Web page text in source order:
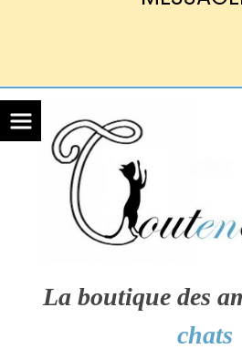
La boutique des
chats